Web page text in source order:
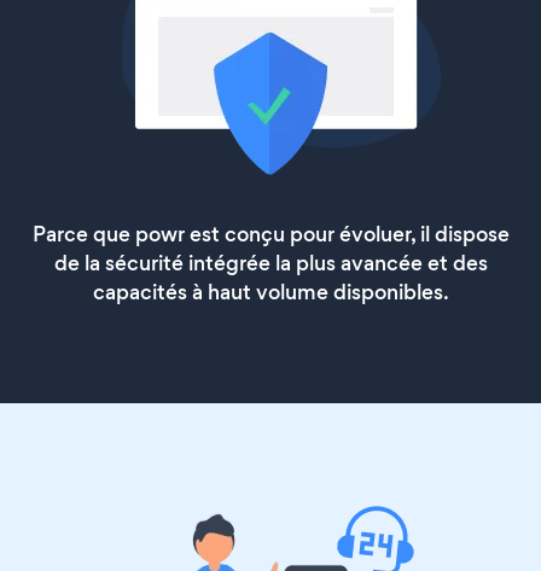
Parce que powr est conçu pour évoluer, il dispose
de la sécurité intégrée la plus avancée et des
capacités à haut volume disponibles.